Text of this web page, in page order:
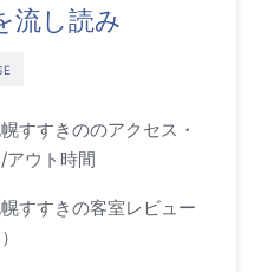
流し読み
すすきののアクセス・
アウト時間
すすきの客室レビュー